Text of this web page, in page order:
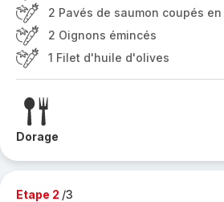
2 Pavés de saumon coupés
2 Oignons émincés
1 Filet d'huile d'olives
Dorage
Etape 2 /3